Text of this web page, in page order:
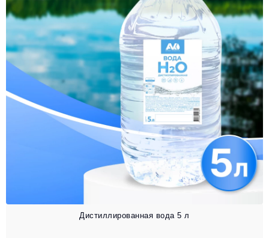
Дистиллированная вода 5 л